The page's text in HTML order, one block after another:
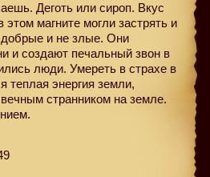
Деготь или сироп. Вкус
этом магните могли застрять и
и не злые. Они
и создают печальный звон в
люди. Умереть в страхе в
теплая энергия земли,
странником на земле.